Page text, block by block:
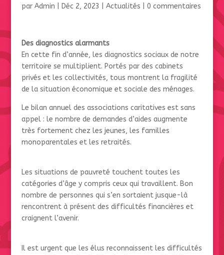
par Admin Déc 2, 2023 Actualités 0 commentaires
Des diagnostics alarmants
En cette fin d’année, les diagnostics sociaux de notre
territoire se multiplient. Portés par des cabinets
privés et les collectivités, tous montrent la fragilité
de la situation économique et sociale des ménages.
Le bilan annuel des associations caritatives est sans
appel : le nombre de demandes d’aides augmente
très fortement chez les jeunes, les familles
monoparentales et les retraités.
Les situations de pauvreté touchent toutes les
catégories d’âge y compris ceux qui travaillent. Bon
nombre de personnes qui s’en sortaient jusque-là
rencontrent à présent des difficultés financières et
craignent l’avenir.
Il est urgent que les élus reconnaissent les difficultés